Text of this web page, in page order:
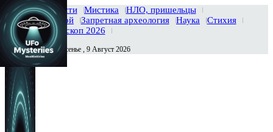
Главная Новости Мистика
НЛО, пришельцы
Тайны вселенной
Запретная археология Наука
Стихия
История
Гороскоп 2026
Сегодня Воскресенье , 9 Август 2026